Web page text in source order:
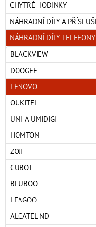
CHYTRÉ HODINKY
NÁHRADNÍ DÍLY A
NÁHRADNÍ DÍLY TELEFONY
BLACKVIEW
DOOGEE
LENOVO
OUKITEL
UMI A UMIDIGI
HOMTOM
ZOJI
CUBOT
BLUBOO
LEAGOO
ALCATEL ND